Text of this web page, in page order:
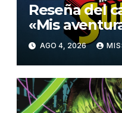
Reseña del
«Mis
Superman»
AGO 4, 2026